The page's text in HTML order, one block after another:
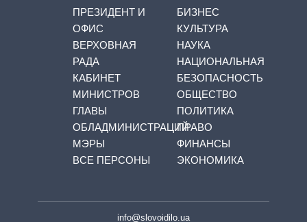
ПРЕЗИДЕНТ И
ОФИС
ВЕРХОВНАЯ
РАДА
КАБИНЕТ
МИНИСТРОВ
ГЛАВЫ
ОБЛАДМИНИСТРАЦИЙ
МЭРЫ
ВСЕ ПЕРСОНЫ
БИЗНЕС
КУЛЬТУРА
НАУКА
НАЦИОНАЛЬНАЯ
БЕЗОПАСНОСТЬ
ОБЩЕСТВО
ПОЛИТИКА
ПРАВО
ФИНАНСЫ
ЭКОНОМИКА
info@slovoidilo.ua